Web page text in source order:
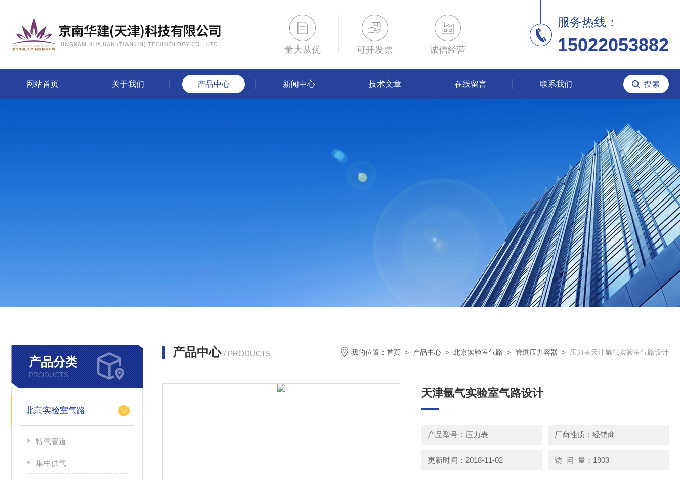
量大从优 可开发票 诚信经营
服务热线：
15022053882
网站首页 关于我们 产品中心 新闻中心 技术文章 在线留言 联系我们
产品分类
PRODUCTS
北京实验室气路
特气管道
集中供气
产品中心 / PRODUCTS 我的位置： 首页 > 产品中心 > 北京实验室气路 > 管道压力容器 > 压力表天津氩气实验室气路设计
天津氩气实验室气路设计
产品型号：压力表 厂商性质：经销商
更新时间：2018-11-02 访 问 量：1903